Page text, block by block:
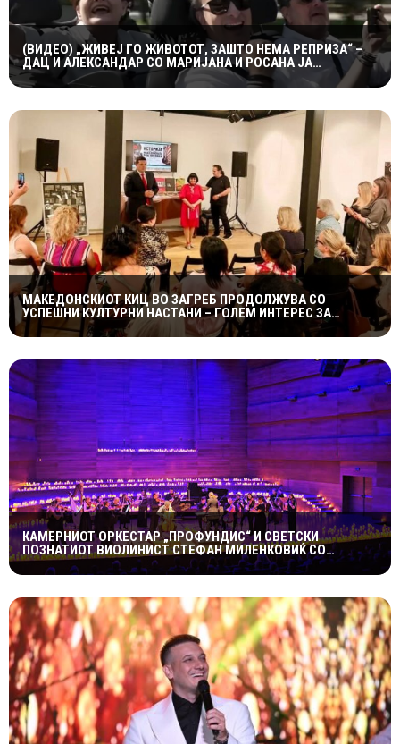
(ВИДЕО) „ЖИВЕЈ ГО ЖИВОТОТ, ЗАШТО НЕМА РЕПРИЗА“ –
ДАЦ И АЛЕКСАНДАР СО МАРИЈАНА И РОСАНА ЈА
ПРЕТСТАВИЈА „ЗАСЕКОГАШ МЛАДИ“
МАКЕДОНСКИОТ КИЦ ВО ЗАГРЕБ ПРОДОЛЖУВА СО
УСПЕШНИ КУЛТУРНИ НАСТАНИ – ГОЛЕМ ИНТЕРЕС ЗА
„ИСТОРИЈА НА МАКЕДОНСКАТА РОК МУЗИКА“
КАМЕРНИОТ ОРКЕСТАР „ПРОФУНДИС“ И СВЕТСКИ
ПОЗНАТИОТ ВИОЛИНИСТ СТЕФАН МИЛЕНКОВИЌ СО
СПЕКТАКУЛАРЕН „CANDLELIGHT“ КОНЦЕРТ НА „ОХРИДСКО
ЛЕТО“